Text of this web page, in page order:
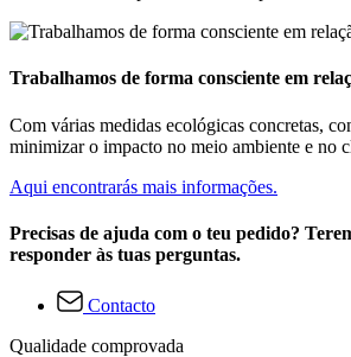
Trabalhamos de forma consciente em
Com várias medidas ecológicas concretas,
minimizar o impacto no meio ambiente e no
Aqui encontrarás mais informações.
Precisas de ajuda com o teu pedido?
responder às tuas perguntas.
Contacto
Qualidade comprovada